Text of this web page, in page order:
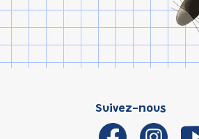
Suivez-nous